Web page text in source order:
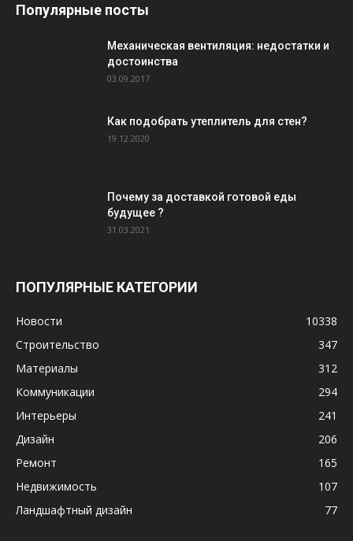
Популярные посты
Механическая вентиляция: недостатки и
достоинства
03.09.2017
Как подобрать утеплитель для стен?
19.12.2020
Почему за доставкой готовой еды
будущее ?
31.03.2021
ПОПУЛЯРНЫЕ КАТЕГОРИИ
Новости
10338
Строительство
347
Материалы
312
Коммуникации
294
Интерьеры
241
Дизайн
206
Ремонт
165
Недвижимость
107
Ландшафтный дизайн
77